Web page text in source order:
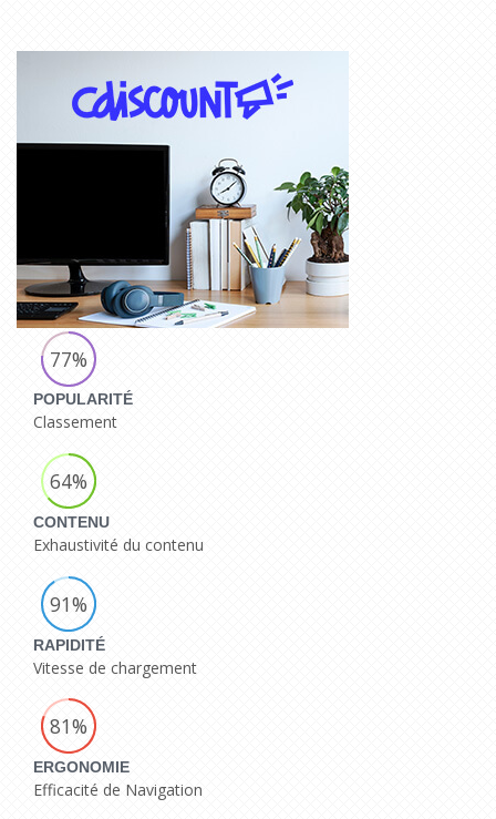
77%
POPULARITÉ
Classement
64%
CONTENU
Exhaustivité du contenu
91%
RAPIDITÉ
Vitesse de chargement
81%
ERGONOMIE
Efficacité de Navigation